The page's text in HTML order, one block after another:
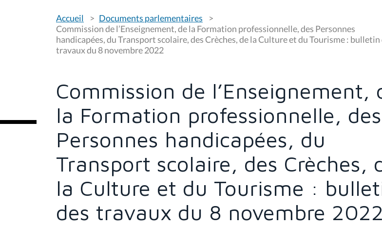
o
u
s
ê
t
i
Accueil
Documents parlementaires
Commission de l’Enseignement, de la Formation professionnelle, des Personnes
handicapées, du Transport scolaire, des Crèches, de la Culture et du Tourisme : bulletin
travaux du 8 novembre 2022
Commission de l’Enseignement,
la Formation professionnelle, des
Personnes handicapées, du
Transport scolaire, des Crèches,
la Culture et du Tourisme :
des travaux du 8 novembre 2022